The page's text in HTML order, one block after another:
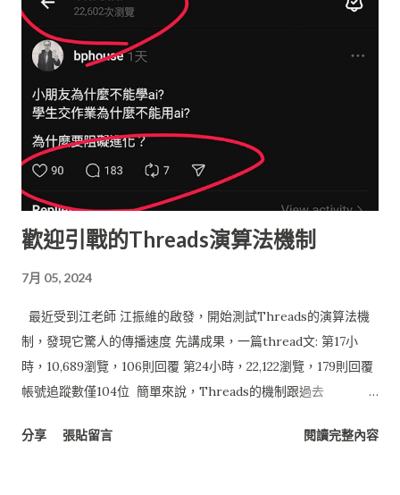
棒！ 若將『 教育，意義！ 』網站依功能層次來分類，可以分為
三層結構， 當中的層次與使用技術大致如下： UI 介面層 服務 :
Blogspot (網站介面) , Picasa (相簿空間), Google Apps 技術 :
Javascript , AJAX ( JQuery ) App應用層 服務 : Google App
Engine (GAE) 技術 : Java, Java Server Page (JSP) 資料層 服務 :
Google Docs (文件), Google Spreadsheet (試算表) 技術/函式
庫 : Java, Google Data APIs 本篇文章將著重在介紹以Google
Spreadsheet 做為雲端資料庫， 其他主題將會陸續推出。 若對
Google API 與 Google App Engine 初步建置有興趣， 可以參
考之前文章： 佛心來著的 Google Data API – for JAVA 雲端的
Google Spreadsheet 做為資料庫系統 對於小型的資料系統來
說， 採用Google Spreadsheet做為應用程式資料庫(如問卷調查
或線上系統) 也算堪用， 目前的儲存限制為 : 40 萬個儲存格 每張
工作表最多...
歡迎引戰的Threads演算法機制
7月 05, 2024
最近受到江老師 江振維的啟發，開始測試Threads的演算法機
制，發現它驚人的傳播速度 先講成果，一篇thread文: 第17小
時，10,689瀏覽，106則回覆 第24小時，22,122瀏覽，179則回覆
帳號追蹤數僅104位 簡單來說，Threads的機制跟過去
大量收集有相關興趣的人來觸及，內容散亂主題分散觸及效果越
分享 張貼留言 閱讀完整內容